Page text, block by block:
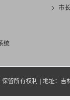
统
市
留所有权利 地址：吉